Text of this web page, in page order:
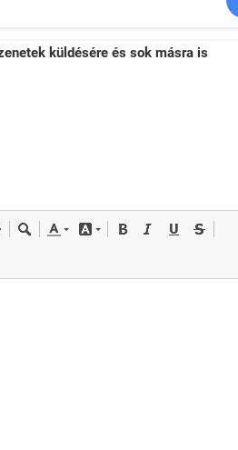
küldésére és sok másra is